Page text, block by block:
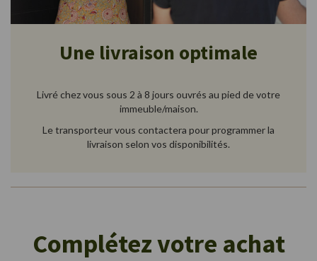
Une livraison optimale
Livré chez vous sous 2 à 8 jours ouvrés au pied de votre
immeuble/maison.
Le transporteur vous contactera pour programmer la
livraison selon vos disponibilités.
Complétez votre achat